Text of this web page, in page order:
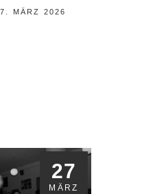
MÄRZ 2026
27
MÄRZ